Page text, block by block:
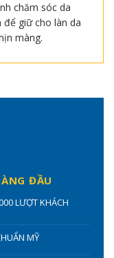
chăm sóc da
giữ cho làn da
màng.
ĐẦU
LƯỢT KHÁCH
MỸ